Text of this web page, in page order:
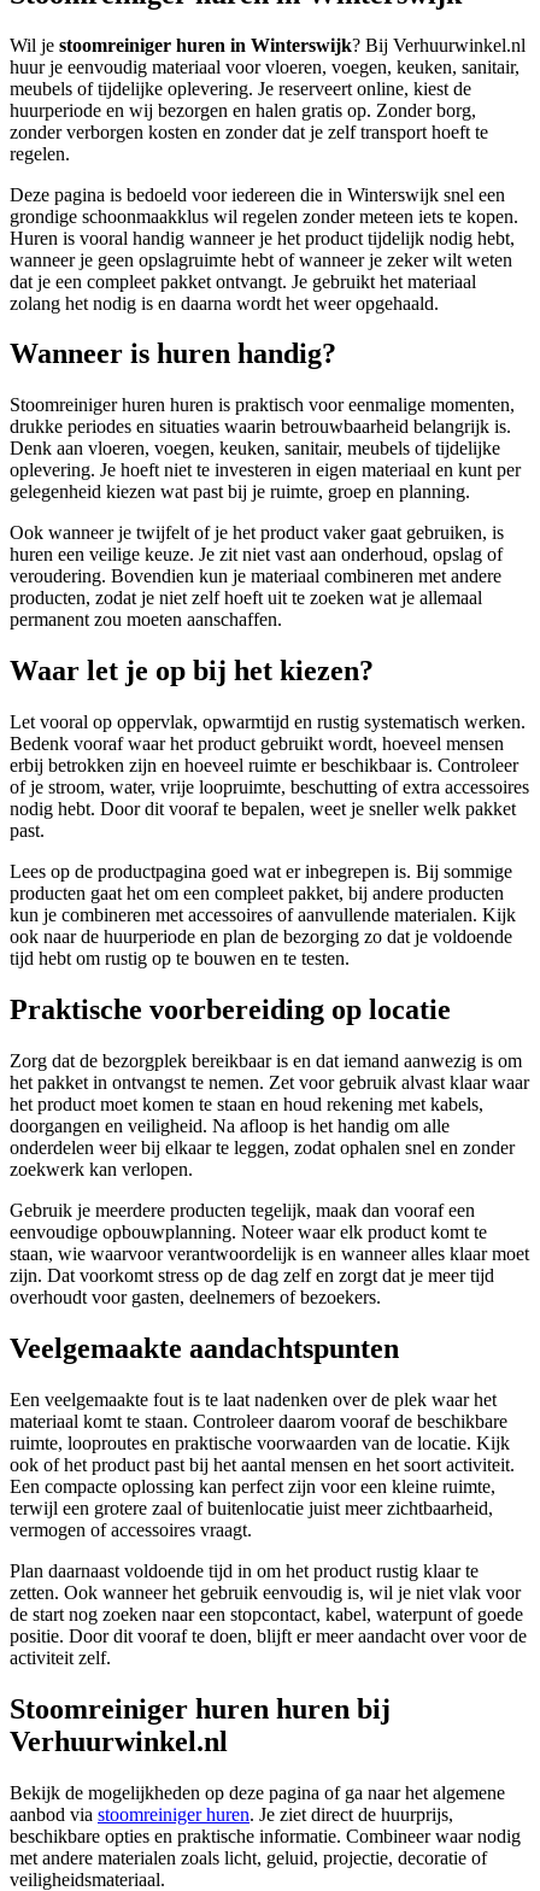
Wil je stoomreiniger huren in Winterswijk? Bij Verhuurwinkel.nl
huur je eenvoudig materiaal voor vloeren, voegen, keuken, sanitair,
meubels of tijdelijke oplevering. Je reserveert online, kiest de
huurperiode en wij bezorgen en halen gratis op. Zonder borg,
zonder verborgen kosten en zonder dat je zelf transport hoeft te
regelen.
Deze pagina is bedoeld voor iedereen die in Winterswijk snel een
grondige schoonmaakklus wil regelen zonder meteen iets te kopen.
Huren is vooral handig wanneer je het product tijdelijk nodig hebt,
wanneer je geen opslagruimte hebt of wanneer je zeker wilt weten
dat je een compleet pakket ontvangt. Je gebruikt het materiaal
zolang het nodig is en daarna wordt het weer opgehaald.
Wanneer is huren handig?
Stoomreiniger huren huren is praktisch voor eenmalige momenten,
drukke periodes en situaties waarin betrouwbaarheid belangrijk is.
Denk aan vloeren, voegen, keuken, sanitair, meubels of tijdelijke
oplevering. Je hoeft niet te investeren in eigen materiaal en kunt per
gelegenheid kiezen wat past bij je ruimte, groep en planning.
Ook wanneer je twijfelt of je het product vaker gaat gebruiken, is
huren een veilige keuze. Je zit niet vast aan onderhoud, opslag of
veroudering. Bovendien kun je materiaal combineren met andere
producten, zodat je niet zelf hoeft uit te zoeken wat je allemaal
permanent zou moeten aanschaffen.
Waar let je op bij het kiezen?
Let vooral op oppervlak, opwarmtijd en rustig systematisch werken.
Bedenk vooraf waar het product gebruikt wordt, hoeveel mensen
erbij betrokken zijn en hoeveel ruimte er beschikbaar is. Controleer
of je stroom, water, vrije loopruimte, beschutting of extra accessoires
nodig hebt. Door dit vooraf te bepalen, weet je sneller welk pakket
past.
Lees op de productpagina goed wat er inbegrepen is. Bij sommige
producten gaat het om een compleet pakket, bij andere producten
kun je combineren met accessoires of aanvullende materialen. Kijk
ook naar de huurperiode en plan de bezorging zo dat je voldoende
tijd hebt om rustig op te bouwen en te testen.
Praktische voorbereiding op locatie
Zorg dat de bezorgplek bereikbaar is en dat iemand aanwezig is om
het pakket in ontvangst te nemen. Zet voor gebruik alvast klaar waar
het product moet komen te staan en houd rekening met kabels,
doorgangen en veiligheid. Na afloop is het handig om alle
onderdelen weer bij elkaar te leggen, zodat ophalen snel en zonder
zoekwerk kan verlopen.
Gebruik je meerdere producten tegelijk, maak dan vooraf een
eenvoudige opbouwplanning. Noteer waar elk product komt te
staan, wie waarvoor verantwoordelijk is en wanneer alles klaar moet
zijn. Dat voorkomt stress op de dag zelf en zorgt dat je meer tijd
overhoudt voor gasten, deelnemers of bezoekers.
Veelgemaakte aandachtspunten
Een veelgemaakte fout is te laat nadenken over de plek waar het
materiaal komt te staan. Controleer daarom vooraf de beschikbare
ruimte, looproutes en praktische voorwaarden van de locatie. Kijk
ook of het product past bij het aantal mensen en het soort activiteit.
Een compacte oplossing kan perfect zijn voor een kleine ruimte,
terwijl een grotere zaal of buitenlocatie juist meer zichtbaarheid,
vermogen of accessoires vraagt.
Plan daarnaast voldoende tijd in om het product rustig klaar te
zetten. Ook wanneer het gebruik eenvoudig is, wil je niet vlak voor
de start nog zoeken naar een stopcontact, kabel, waterpunt of goede
positie. Door dit vooraf te doen, blijft er meer aandacht over voor de
activiteit zelf.
Stoomreiniger huren huren bij
Verhuurwinkel.nl
Bekijk de mogelijkheden op deze pagina of ga naar het algemene
aanbod via stoomreiniger huren. Je ziet direct de huurprijs,
beschikbare opties en praktische informatie. Combineer waar nodig
met andere materialen zoals licht, geluid, projectie, decoratie of
veiligheidsmateriaal.